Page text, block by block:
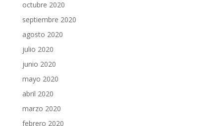
octubre 2020
septiembre 2020
agosto 2020
julio 2020
junio 2020
mayo 2020
abril 2020
marzo 2020
febrero 2020